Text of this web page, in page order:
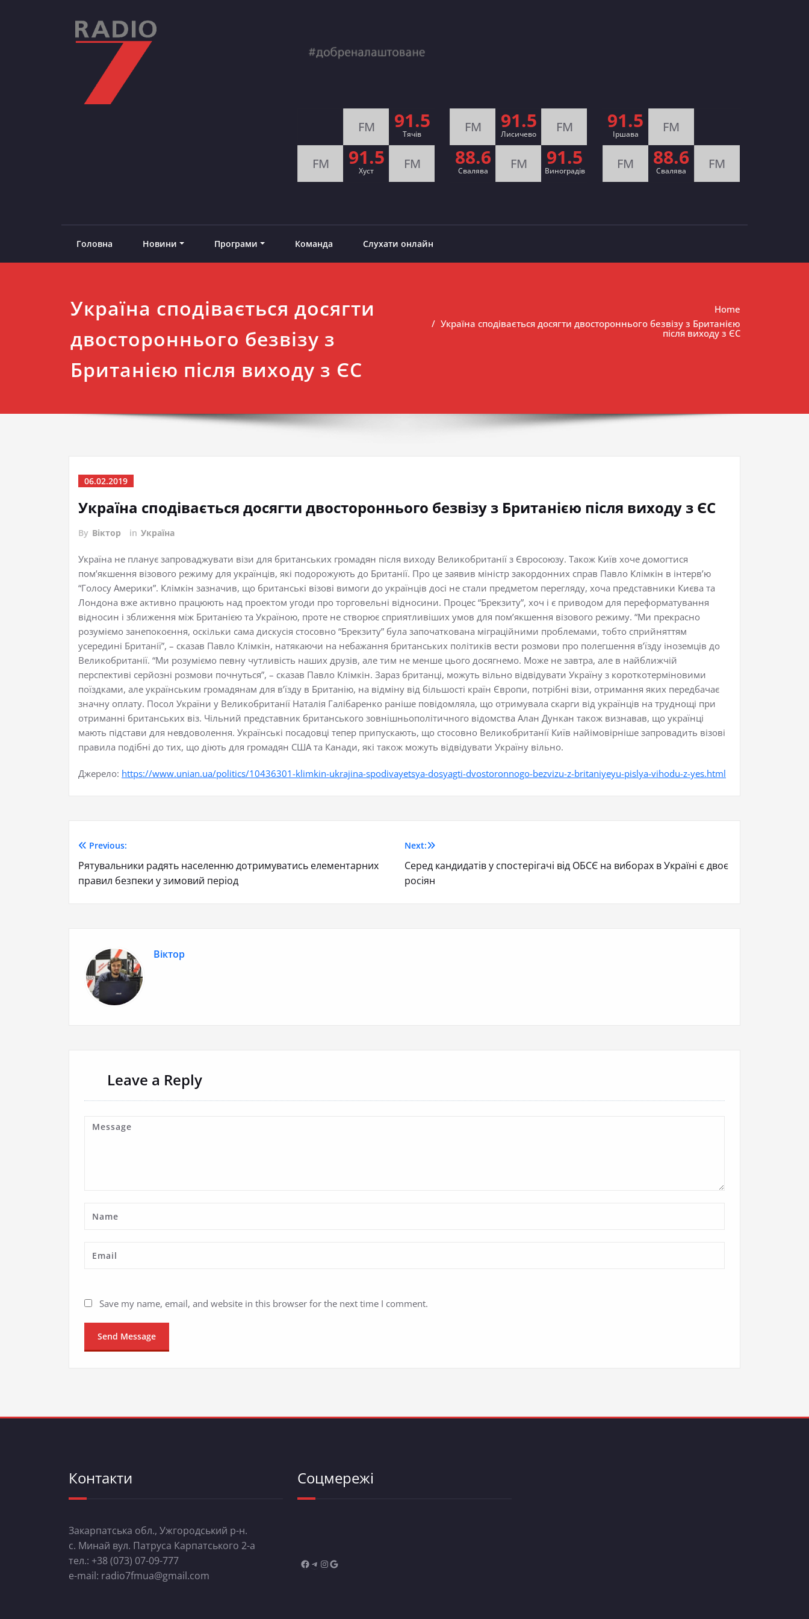
FM 91.5
Тячів
FM 91.5
Хуст FM
FM 91.5
Лисичево FM
88.6
Свалява FM 91.5
Виноградів
91.5
Іршава FM
FM 88.6
Cвалява FM
Головна Новини Програми Команда Слухати онлайн
Україна сподівається досягти
двостороннього безвізу з
Британією після виходу з ЄС
Home
Україна сподівається досягти двостороннього безвізу з Британією
після виходу з ЄС
06.02.2019
Україна сподівається досягти двостороннього безвізу з Британією після виходу з ЄС
By Віктор in Україна
Україна не планує запроваджувати візи для британських громадян після виходу Великобританії з Євросоюзу. Також Київ хоче домогтися
пом’якшення візового режиму для українців, які подорожують до Британії. Про це заявив міністр закордонних справ Павло Клімкін в інтерв’ю
“Голосу Америки”. Клімкін зазначив, що британські візові вимоги до українців досі не стали предметом перегляду, хоча представники Києва та
Лондона вже активно працюють над проектом угоди про торговельні відносини. Процес “Брекзиту”, хоч і є приводом для переформатування
відносин і зближення між Британією та Україною, проте не створює сприятливіших умов для пом’якшення візового режиму. “Ми прекрасно
розуміємо занепокоєння, оскільки сама дискусія стосовно “Брекзиту” була започаткована міграційними проблемами, тобто сприйняттям
усередині Британії”, – сказав Павло Клімкін, натякаючи на небажання британських політиків вести розмови про полегшення в’їзду іноземців до
Великобританії. “Ми розуміємо певну чутливість наших друзів, але тим не менше цього досягнемо. Може не завтра, але в найближчій
перспективі серйозні розмови почнуться”, – сказав Павло Клімкін. Зараз британці, можуть вільно відвідувати Україну з короткотерміновими
поїздками, але українським громадянам для в’їзду в Британію, на відміну від більшості країн Європи, потрібні візи, отримання яких передбачає
значну оплату. Посол України у Великобританії Наталія Галібаренко раніше повідомляла, що отримувала скарги від українців на труднощі при
отриманні британських віз. Чільний представник британського зовнішньополітичного відомства Алан Дункан також визнавав, що українці
мають підстави для невдоволення. Українські посадовці тепер припускають, що стосовно Великобританії Київ найімовірніше запровадить візові
правила подібні до тих, що діють для громадян США та Канади, які також можуть відвідувати Україну вільно.
Джерело: https://www.unian.ua/politics/10436301-klimkin-ukrajina-spodivayetsya-dosyagti-dvostoronnogo-bezvizu-z-britaniyeyu-pislya-vihodu-z-yes.html
Previous:
Рятувальники радять населенню дотримуватись елементарних
правил безпеки у зимовий період
Next:
Серед кандидатів у спостерігачі від ОБСЄ на виборах в Україні є двоє
росіян
Віктор
Leave a Reply
Save my name, email, and website in this browser for the next time I comment.
Контакти
Закарпатська обл., Ужгородський р-н.
с. Минай вул. Патруса Карпатського 2-а
тел.: +38 (073) 07-09-777
e-mail: radio7fmua@gmail.com
Соцмережі